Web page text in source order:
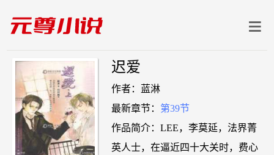
迟爱
作者：蓝淋
最新章节： 第39节
作品简介：LEE，李莫延，法界菁
英人士，在逼近四十大关时，费心